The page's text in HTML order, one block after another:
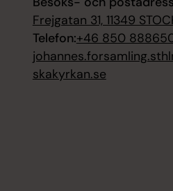
Frejgatan 31, 11349
Telefon:+46 850
skakyrkan.se